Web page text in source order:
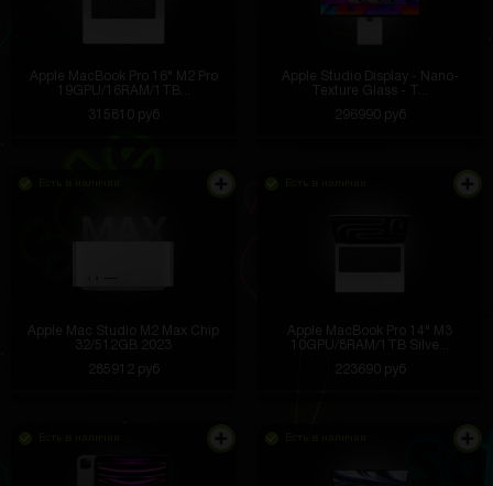
Apple MacBook Pro 16" M2 Pro
19GPU/16RAM/1TB...
315810 руб
Apple Studio Display - Nano-
Texture Glass - T...
296990 руб
Apple Mac Studio M2 Max Chip
32/512GB 2023
285912 руб
Apple MacBook Pro 14" M3
10GPU/8RAM/1TB Silve...
223690 руб